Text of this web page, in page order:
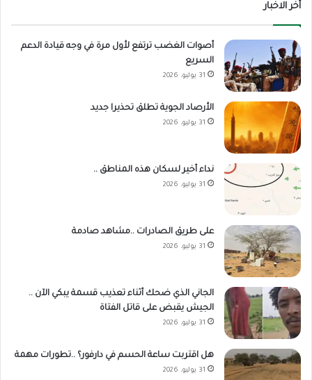
أخر الاخبار
أصوات الغضب ترتفع لأول مرة في وجه قيادة الدعم
السريع
31 يوليو، 2026
الأرصاد الجوية تطلق تحذيرا جديد
31 يوليو، 2026
نداء أخير لسكان هذه المناطق ..
31 يوليو، 2026
على طريق الصادرات ..مشاهد صادمة
31 يوليو، 2026
الجاني الذي ضحك أثناء تعذيب قسمة يبكي الآن ..
الجيش يقبض على قاتل الفتاة
31 يوليو، 2026
هل اقتربت ساعة الحسم في دارفور؟ ..تطورات مهمة
31 يوليو، 2026